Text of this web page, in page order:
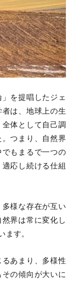
を提唱したジェ
は、地球上の生
体として自己調
つまり、自然界
もまるで一つの
応し続ける仕組
様な存在が互い
界は常に変化し
ます。
あまり、多様性
の傾向が大いに